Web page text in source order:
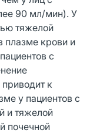
90 мл/мин). У
тяжелой
плазме крови и
с
к
у пациентов с
и тяжелой
почечной